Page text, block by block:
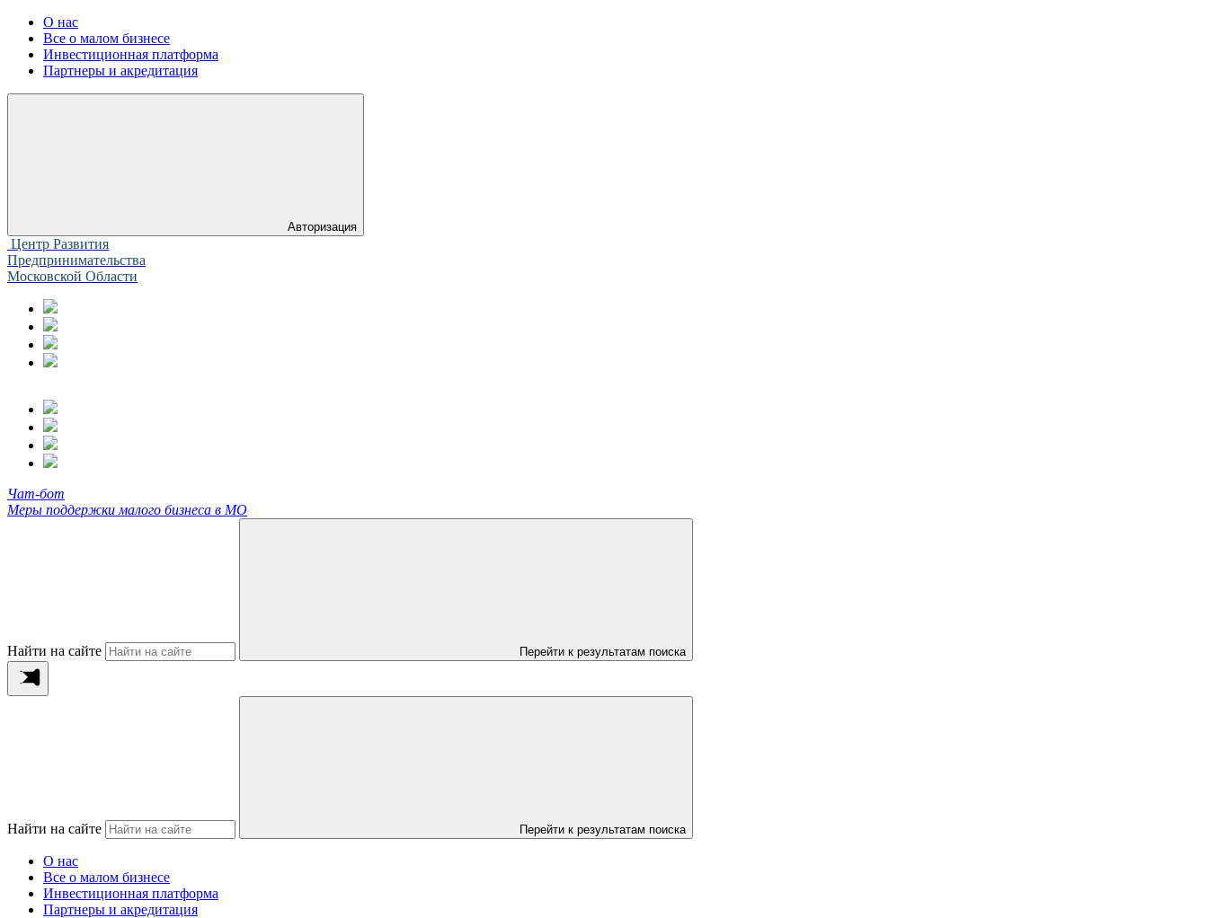
О нас
Все о малом бизнесе
Инвестиционная платформа
Партнеры и акредитация
Авторизация
Центр Развития
Предпринимательства
Московской Области
Чат-бот
Меры поддержки малого бизнеса в МО
Найти на сайте Перейти к результатам поиска
Найти на сайте Перейти к результатам поиска
О нас
Все о малом бизнесе
Инвестиционная платформа
Партнеры и акредитация